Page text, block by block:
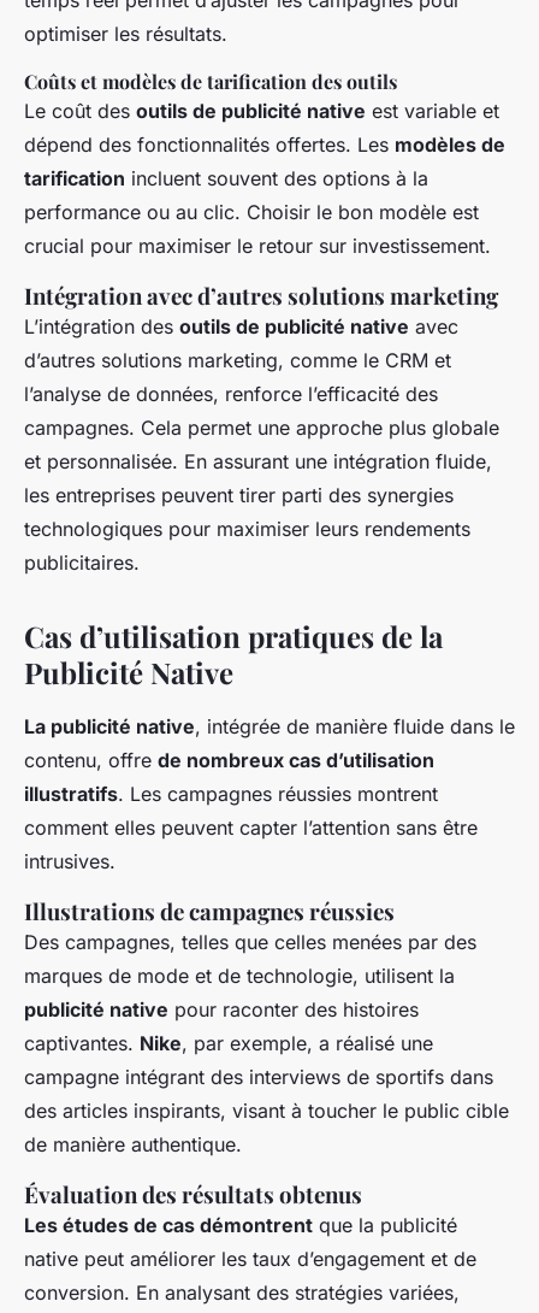
optimiser les résultats.
Coûts et modèles de tarification des outils
Le coût des outils de publicité native est variable et
dépend des fonctionnalités offertes. Les modèles de
tarification incluent souvent des options à la
performance ou au clic. Choisir le bon modèle est
crucial pour maximiser le retour sur investissement.
Intégration avec d’autres solutions marketing
L’intégration des outils de publicité native avec
d’autres solutions marketing, comme le CRM et
l’analyse de données, renforce l’efficacité des
campagnes. Cela permet une approche plus globale
et personnalisée. En assurant une intégration fluide,
les entreprises peuvent tirer parti des synergies
technologiques pour maximiser leurs rendements
publicitaires.
Cas d’utilisation pratiques de la
Publicité Native
La publicité native, intégrée de manière fluide dans le
contenu, offre de nombreux cas d’utilisation
illustratifs. Les campagnes réussies montrent
comment elles peuvent capter l’attention sans être
intrusives.
Illustrations de campagnes réussies
Des campagnes, telles que celles menées par des
marques de mode et de technologie, utilisent la
publicité native pour raconter des histoires
captivantes. Nike, par exemple, a réalisé une
campagne intégrant des interviews de sportifs dans
des articles inspirants, visant à toucher le public cible
de manière authentique.
Évaluation des résultats obtenus
Les études de cas démontrent que la publicité
native peut améliorer les taux d’engagement et de
conversion. En analysant des stratégies variées,